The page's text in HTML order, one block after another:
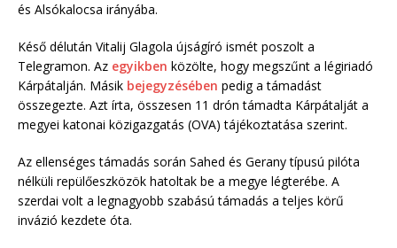
és Alsókalocsa irányába.
Késő délután Vitalij Glagola újságíró ismét poszolt a
Telegramon. Az egyikben közölte, hogy megszűnt a légiriadó
Kárpátalján. Másik bejegyzésében pedig a támadást
összegezte. Azt írta, összesen 11 drón támadta Kárpátalját a
megyei katonai közigazgatás (OVA) tájékoztatása szerint.
Az ellenséges támadás során Sahed és Gerany típusú pilóta
nélküli repülőeszközök hatoltak be a megye légterébe. A
szerdai volt a legnagyobb szabású támadás a teljes körű
invázió kezdete óta.